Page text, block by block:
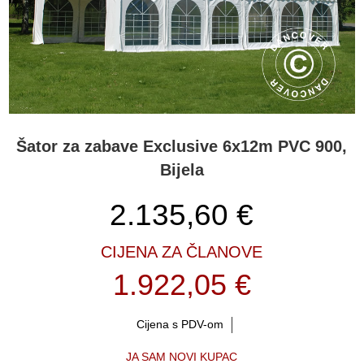
šator. Pored odgovarajućeg šatora u trgovini, izaberite opciju Kupi
Rezervne Dijelove - ovdje možete pronaći i naručiti dio(dijelove)
koji vam je potreban. S novim rezervnim dijelovima svoje šatore za
zabave možete koristiti mnogo dulje, bez potrebe kupovanja novog
šatora.
Šator za zabave Exclusive 6x12m PVC 900,
Bijela
2.135,60 €
CIJENA ZA ČLANOVE
1.922,05 €
Cijena s PDV-om
JA SAM NOVI KUPAC